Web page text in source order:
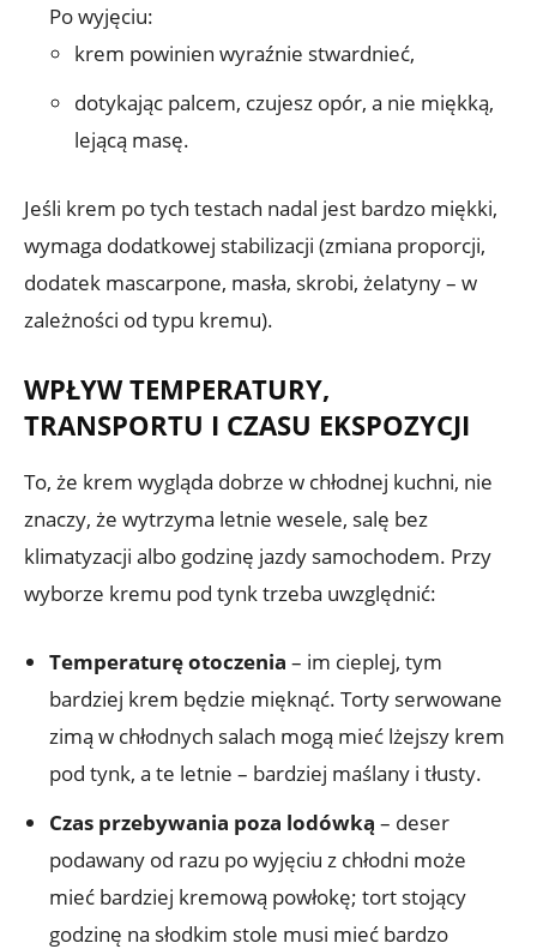
Po wyjęciu:
krem powinien wyraźnie stwardnieć,
dotykając palcem, czujesz opór, a nie miękką,
lejącą masę.
Jeśli krem po tych testach nadal jest bardzo miękki,
wymaga dodatkowej stabilizacji (zmiana proporcji,
dodatek mascarpone, masła, skrobi, żelatyny – w
zależności od typu kremu).
WPŁYW TEMPERATURY,
TRANSPORTU I CZASU EKSPOZYCJI
To, że krem wygląda dobrze w chłodnej kuchni, nie
znaczy, że wytrzyma letnie wesele, salę bez
klimatyzacji albo godzinę jazdy samochodem. Przy
wyborze kremu pod tynk trzeba uwzględnić:
Temperaturę otoczenia – im cieplej, tym
bardziej krem będzie mięknąć. Torty serwowane
zimą w chłodnych salach mogą mieć lżejszy krem
pod tynk, a te letnie – bardziej maślany i tłusty.
Czas przebywania poza lodówką – deser
podawany od razu po wyjęciu z chłodni może
mieć bardziej kremową powłokę; tort stojący
godzinę na słodkim stole musi mieć bardzo